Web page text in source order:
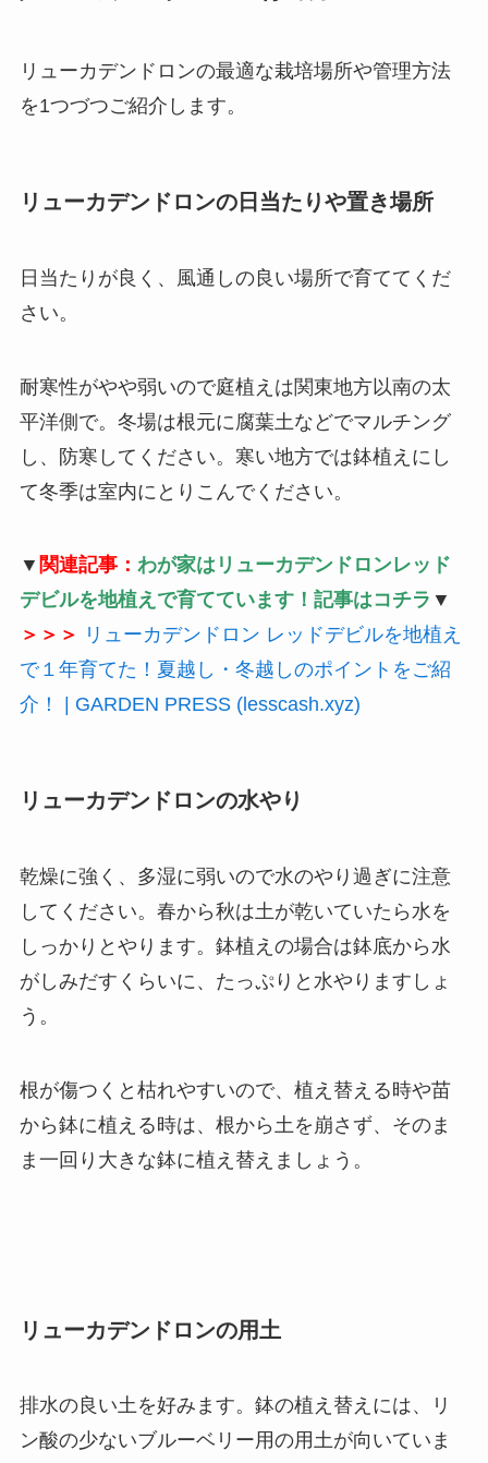
リューカデンドロンの最適な栽培場所や管理方法
を1つづつご紹介します。
リューカデンドロンの日当たりや置き場所
日当たりが良く、風通しの良い場所で育ててくだ
さい。
耐寒性がやや弱いので庭植えは関東地方以南の太
平洋側で。冬場は根元に腐葉土などでマルチング
し、防寒してください。寒い地方では鉢植えにし
て冬季は室内にとりこんでください。
▼ 関連記事： わが家はリューカデンドロンレッド
デビルを地植えで育てています！記事はコチラ ▼
＞＞＞ リューカデンドロン レッドデビルを地植え
で１年育てた！夏越し・冬越しのポイントをご紹
介！ | GARDEN PRESS (lesscash.xyz)
リューカデンドロンの水やり
乾燥に強く、多湿に弱いので水のやり過ぎに注意
してください。春から秋は土が乾いていたら水を
しっかりとやります。鉢植えの場合は鉢底から水
がしみだすくらいに、たっぷりと水やりますしょ
う。
根が傷つくと枯れやすいので、植え替える時や苗
から鉢に植える時は、根から土を崩さず、そのま
ま一回り大きな鉢に植え替えましょう。
リューカデンドロンの用土
排水の良い土を好みます。鉢の植え替えには、リ
ン酸の少ないブルーベリー用の用土が向いていま